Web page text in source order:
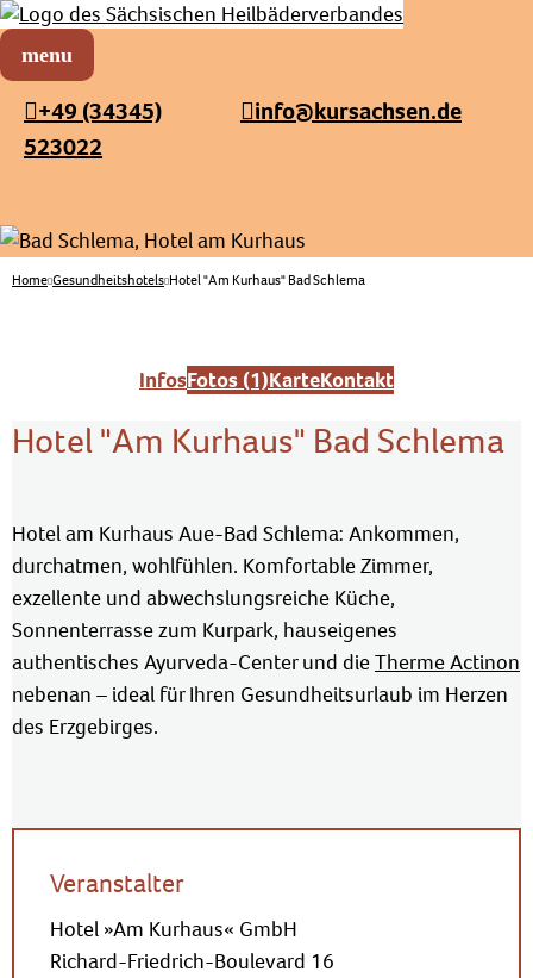
Sächsischer Heilbäderverband
+49 (34345)
523022
info@kursachsen.de
Home Gesundheitshotels Hotel "Am Kurhaus" Bad Schlema
InfosFotos (1)KarteKontakt
Hotel "Am Kurhaus" Bad Schlema
Hotel am Kurhaus Aue-Bad Schlema: Ankommen,
durchatmen, wohlfühlen. Komfortable Zimmer,
exzellente und abwechslungsreiche Küche,
Sonnenterrasse zum Kurpark, hauseigenes
authentisches Ayurveda-Center und dieTherme Actinon
nebenan – ideal für Ihren Gesundheitsurlaub im Herzen
des Erzgebirges.
Veranstalter
Hotel »Am Kurhaus« GmbH
Richard-Friedrich-Boulevard 16